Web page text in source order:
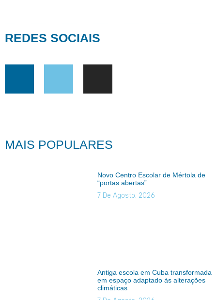
REDES SOCIAIS
MAIS POPULARES
Novo Centro Escolar de Mértola de
“portas abertas”
7 De Agosto, 2026
Antiga escola em Cuba transformada
em espaço adaptado às alterações
climáticas